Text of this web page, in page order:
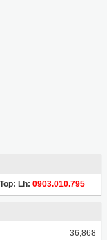
Lh: 0903.010.795
36,868